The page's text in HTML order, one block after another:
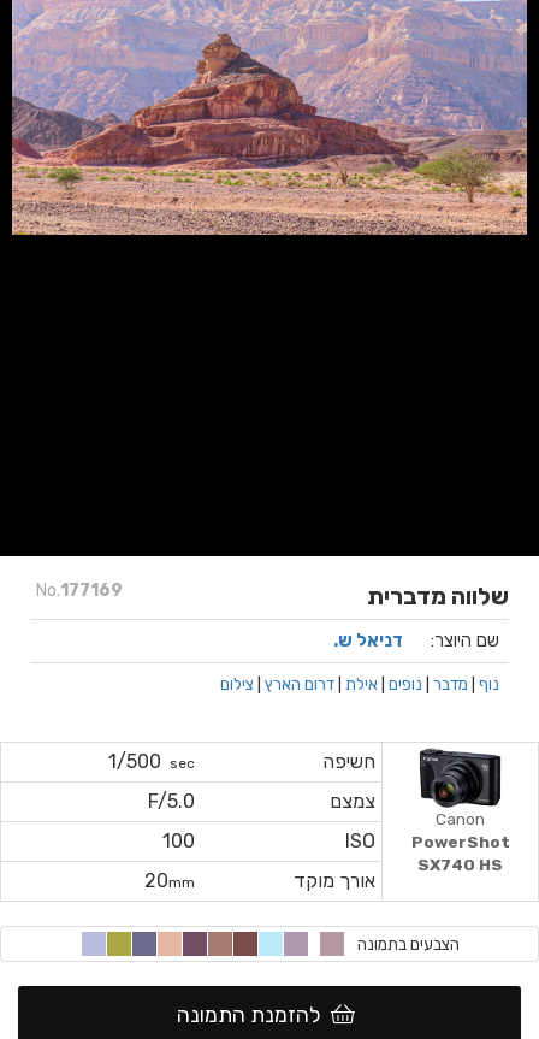
No.177169 שלווה מדברית
שם היוצר: דניאל ש.
נוף מדבר נופים אילת דרום הארץ צילום
חשיפה sec
1/500
צמצם
F/5.0
ISO
100
אורך מוקד
20mm
Canon
PowerShot
SX740 HS
הצבעים בתמונה
להזמנת התמונה